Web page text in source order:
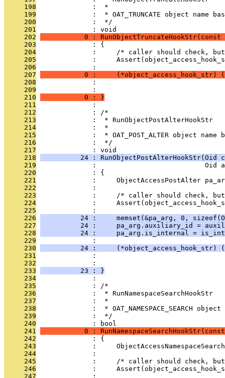
     198
              :  *
     199
:  * OAT_TRUNCATE object name
     200
              :  */
     201
              : void
     202
0 : RunObjectTruncateHookStr(const
     203
              : {
     204
:     /* caller should check,
     205
:
     206
              :
     207
0 :     (*object_access_hook_str)
     208
:
     209
:
     210
           0 : }
     211
              :
     212
              : /*
     213
              :  * RunObjectPostAlterHookStr
     214
              :  *
     215
:  * OAT_POST_ALTER object name
     216
              :  */
     217
              : void
     218
24 : RunObjectPostAlterHookStr(Oid
     219
:                           Oid
     220
              : {
     221
:     ObjectAccessPostAlter
     222
              :
     223
:     /* caller should check,
     224
:
     225
              :
     226
24 :     memset(&pa_arg, 0,
     227
24 :     pa_arg.auxiliary_id =
     228
24 :     pa_arg.is_internal =
     229
              :
     230
24 :     (*object_access_hook_str)
     231
:
     232
:
     233
          23 : }
     234
              :
     235
              : /*
     236
              :  * RunNamespaceSearchHookStr
     237
              :  *
     238
:  * OAT_NAMESPACE_SEARCH
     239
              :  */
     240
              : bool
     241
0 :
     242
              : {
     243
:
     244
              :
     245
:     /* caller should check,
     246
:
     247
              :